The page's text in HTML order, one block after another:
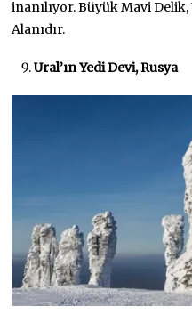
inanılıyor. Büyük Mavi
Alanıdır.
Ural’ın Yedi Devi, Rusya